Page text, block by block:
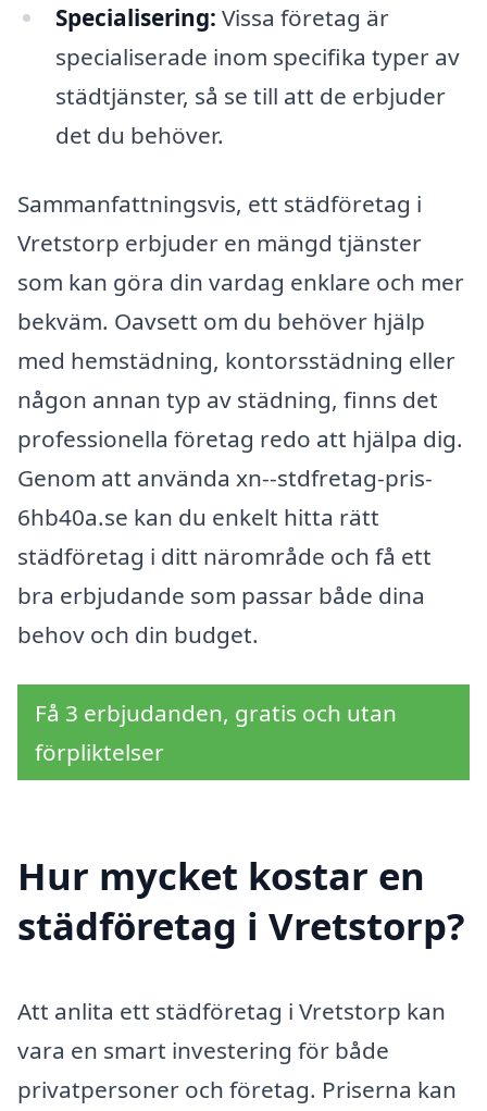
Specialisering: Vissa företag är
specialiserade inom specifika typer av
städtjänster, så se till att de erbjuder
det du behöver.
Sammanfattningsvis, ett städföretag i
Vretstorp erbjuder en mängd tjänster
som kan göra din vardag enklare och mer
bekväm. Oavsett om du behöver hjälp
med hemstädning, kontorsstädning eller
någon annan typ av städning, finns det
professionella företag redo att hjälpa dig.
Genom att använda xn--stdfretag-pris-
6hb40a.se kan du enkelt hitta rätt
städföretag i ditt närområde och få ett
bra erbjudande som passar både dina
behov och din budget.
Få 3 erbjudanden, gratis och utan
förpliktelser
Hur mycket kostar en
städföretag i Vretstorp?
Att anlita ett städföretag i Vretstorp kan
vara en smart investering för både
privatpersoner och företag. Priserna kan